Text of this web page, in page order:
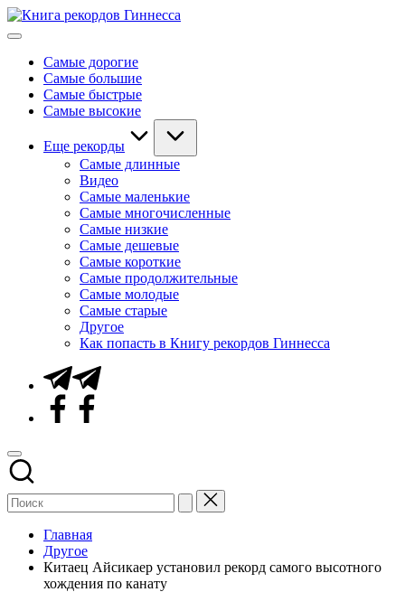
Перейти
к
Мировые
ГиннессаСамые дорогие
Самые большие
Самые быстрые
Самые высокие
Еще рекорды
Самые длинные
Видео
Самые маленькие
Самые многочисленные
Самые низкие
Самые дешевые
Самые короткие
Самые продолжительные
Самые молодые
Самые старые
Другое
Как попасть в Книгу рекордов Гиннесса
Telegram
Facebook
Главная
Другое
Китаец Айсикаер установил рекорд самого высотного
хождения по канату